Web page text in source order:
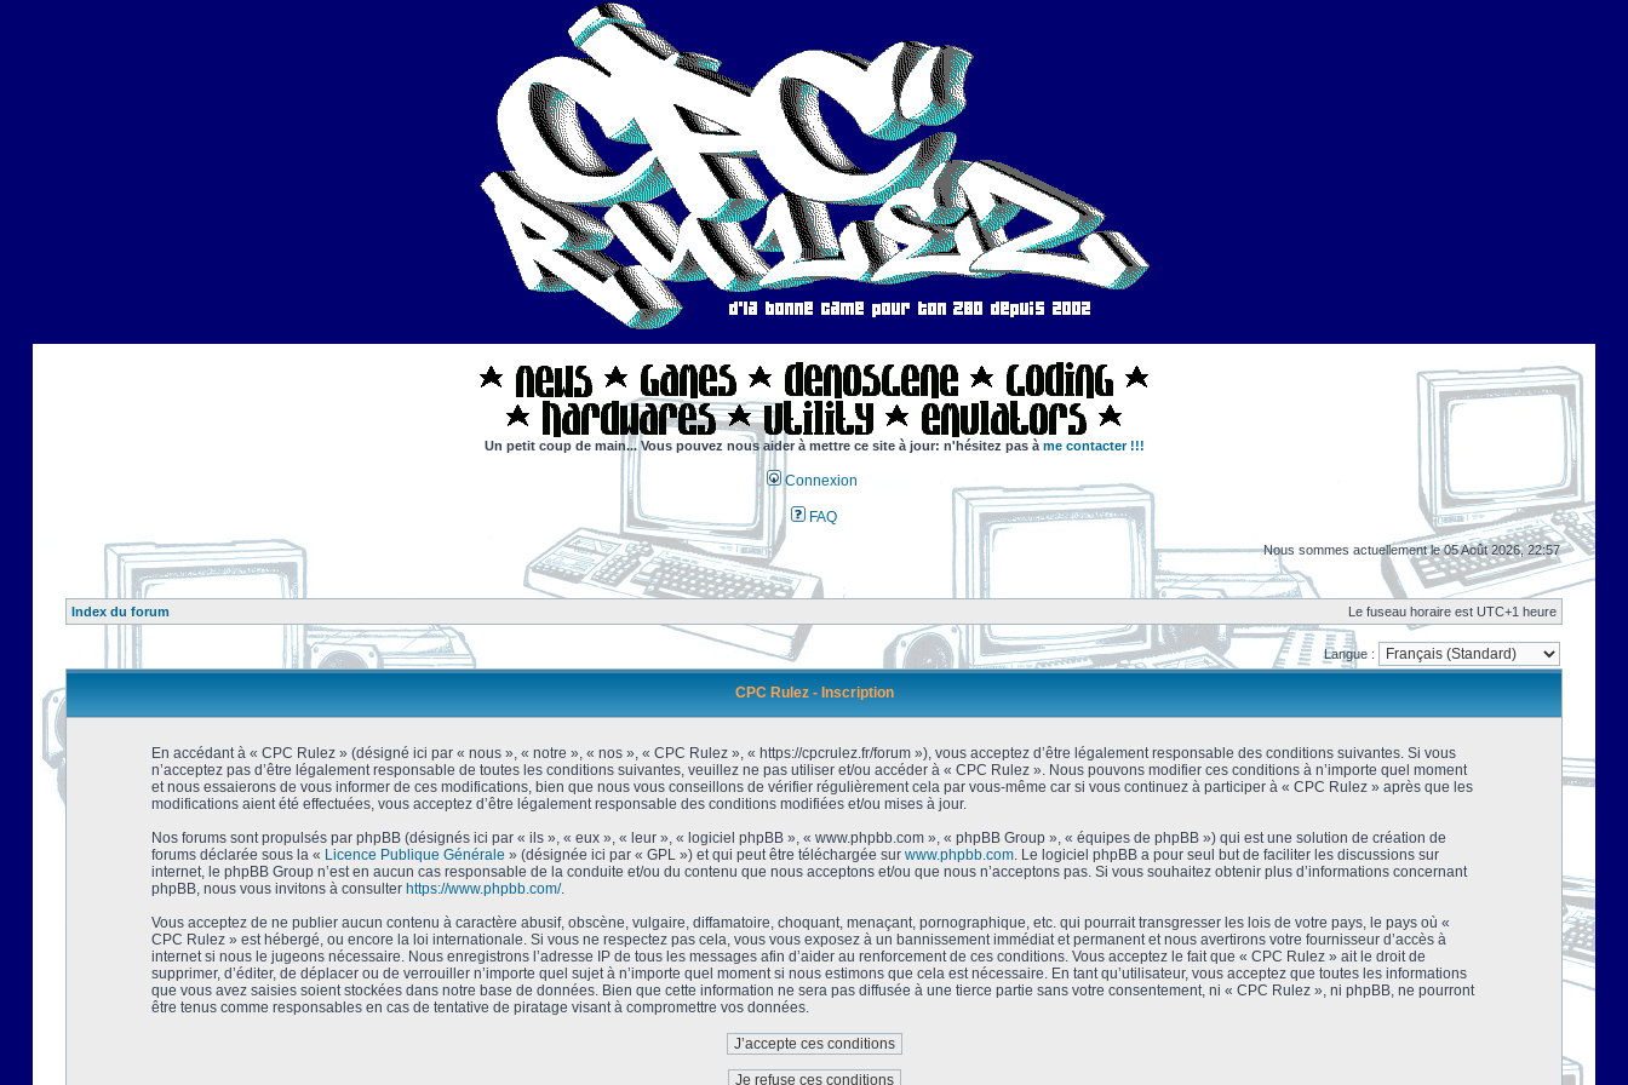
Un petit coup de main... Vous pouvez nous aider à mettre ce site à jour: n'hésitez pas à me contacter !!!
Connexion
FAQ
Nous sommes actuellement le 05 Août 2026, 22:57
Index du forum Le fuseau horaire est UTC+1 heure
Langue :
CPC Rulez - Inscription
En accédant à « CPC Rulez » (désigné ici par « nous », « notre », « nos », « CPC Rulez », « https://cpcrulez.fr/forum »), vous acceptez d’être légalement responsable des conditions suivantes. Si vous
n’acceptez pas d’être légalement responsable de toutes les conditions suivantes, veuillez ne pas utiliser et/ou accéder à « CPC Rulez ». Nous pouvons modifier ces conditions à n’importe quel moment
et nous essaierons de vous informer de ces modifications, bien que nous vous conseillons de vérifier régulièrement cela par vous-même car si vous continuez à participer à « CPC Rulez » après que les
modifications aient été effectuées, vous acceptez d’être légalement responsable des conditions modifiées et/ou mises à jour.
Nos forums sont propulsés par phpBB (désignés ici par « ils », « eux », « leur », « logiciel phpBB », « www.phpbb.com », « phpBB Group », « équipes de phpBB ») qui est une solution de création de
forums déclarée sous la « Licence Publique Générale » (désignée ici par « GPL ») et qui peut être téléchargée sur www.phpbb.com. Le logiciel phpBB a pour seul but de faciliter les discussions sur
internet, le phpBB Group n’est en aucun cas responsable de la conduite et/ou du contenu que nous acceptons et/ou que nous n’acceptons pas. Si vous souhaitez obtenir plus d’informations concernant
phpBB, nous vous invitons à consulter https://www.phpbb.com/.
Vous acceptez de ne publier aucun contenu à caractère abusif, obscène, vulgaire, diffamatoire, choquant, menaçant, pornographique, etc. qui pourrait transgresser les lois de votre pays, le pays où «
CPC Rulez » est hébergé, ou encore la loi internationale. Si vous ne respectez pas cela, vous vous exposez à un bannissement immédiat et permanent et nous avertirons votre fournisseur d’accès à
internet si nous le jugeons nécessaire. Nous enregistrons l’adresse IP de tous les messages afin d’aider au renforcement de ces conditions. Vous acceptez le fait que « CPC Rulez » ait le droit de
supprimer, d’éditer, de déplacer ou de verrouiller n’importe quel sujet à n’importe quel moment si nous estimons que cela est nécessaire. En tant qu’utilisateur, vous acceptez que toutes les informations
que vous avez saisies soient stockées dans notre base de données. Bien que cette information ne sera pas diffusée à une tierce partie sans votre consentement, ni « CPC Rulez », ni phpBB, ne pourront
être tenus comme responsables en cas de tentative de piratage visant à compromettre vos données.